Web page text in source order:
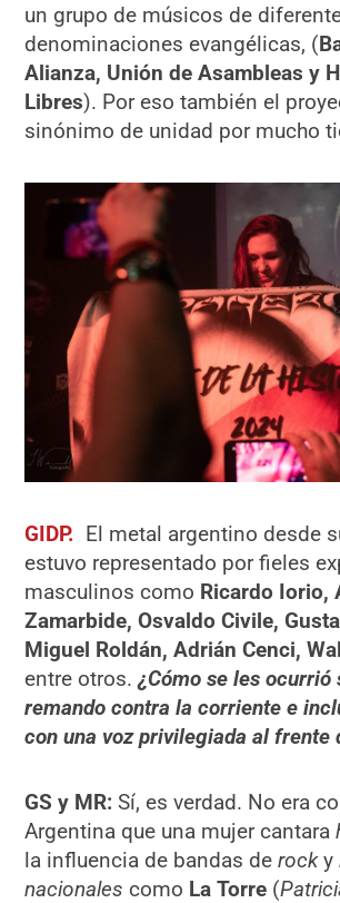
un grupo de músicos de
denominaciones evangélicas, (
Alianza, Unión de Asambleas y
Libres). Por eso también el
sinónimo de unidad por mucho
GIDP. El metal argentino desde
estuvo representado por fieles
masculinos como Ricardo Iorio,
Zamarbide, Osvaldo Civile,
Miguel Roldán, Adrián Cenci,
entre otros.¿Cómo se les ocurrió
remando contra la corriente e
con una voz privilegiada al frente
GS y MR:Sí, es verdad. No era
Argentina que una mujer cantara
la influencia de bandas derocky
nacionales como La Torre (